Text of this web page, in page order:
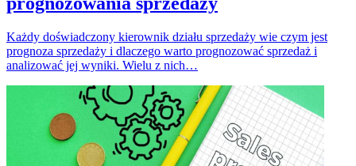
Każdy doświadczony kierownik działu sprzedaży wie czym jest
prognoza sprzedaży i dlaczego warto prognozować sprzedaż i
analizować jej wyniki. Wielu z nich…